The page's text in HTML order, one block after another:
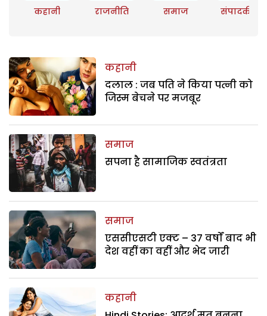
कहानी राजनीति समाज संपादकीय
कहानी
दलाल : जब पति ने किया पत्नी को
जिस्म बेचने पर मजबूर
समाज
सपना है सामाजिक स्वतंत्रता
समाज
एससीएसटी एक्ट – 37 वर्षों बाद भी
देश वहीं का वहीं और भेद जारी
कहानी